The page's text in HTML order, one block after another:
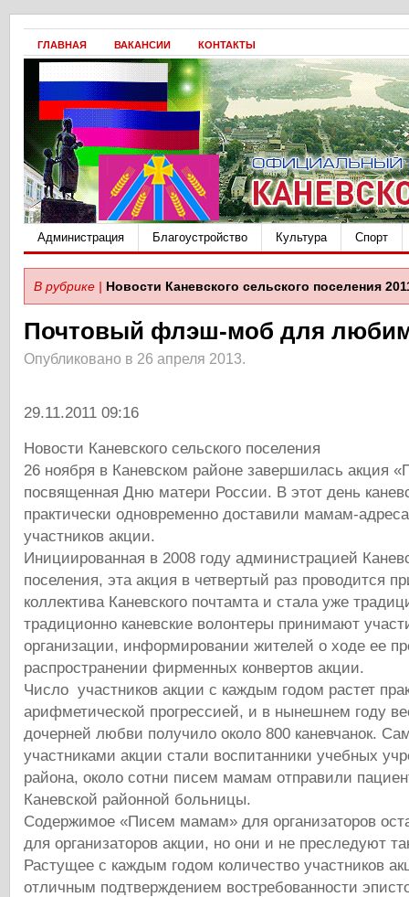
ГЛАВНАЯ ВАКАНСИИ КОНТАКТЫ
Администрация Благоустройство Культура Спорт
В рубрике | Новости Каневского сельского поселения
Почтовый флэш-моб для
Опубликовано в 26 апреля 2013.
29.11.2011 09:16
Новости Каневского сельского поселения
26 ноября в Каневском районе завершилась акция
посвященная Дню матери России. В этот день
практически одновременно доставили мамам-
участников акции.
Инициированная в 2008 году администрацией
поселения, эта акция в четвертый раз проводится
коллектива Каневского почтамта и стала уже
традиционно каневские волонтеры принимают
организации, информировании жителей о ходе ее
распространении фирменных конвертов акции.
Число участников акции с каждым годом растет
арифметической прогрессией, и в нынешнем году
дочерней любви получило около 800 каневчанок.
участниками акции стали воспитанники учебных
района, около сотни писем мамам отправили
Каневской районной больницы.
Содержимое «Писем мамам» для организаторов
для организаторов акции, но они и не преследуют
Растущее с каждым годом количество участников
отличным подтверждением востребованности